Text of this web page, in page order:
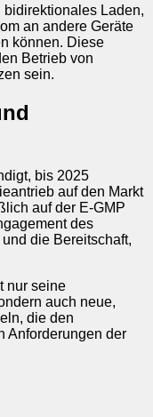
bidirektionales Laden,
an andere Geräte
können. Diese
Betrieb von
sein.
bis 2025
auf den Markt
auf der E-GMP
des
die Bereitschaft,
nur seine
auch neue,
die den
Anforderungen der